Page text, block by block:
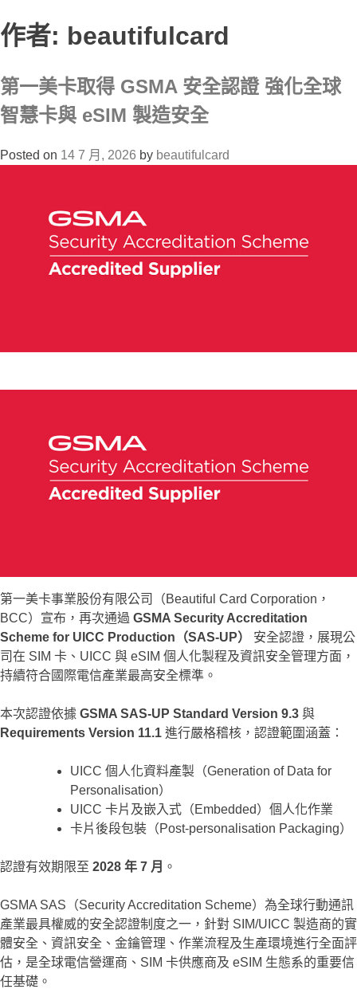
作者: beautifulcard
第一美卡取得 GSMA 安全認證 強化全球
智慧卡與 eSIM 製造安全
Posted on 14 7 月, 2026 by beautifulcard
第一美卡事業股份有限公司（Beautiful Card Corporation，
BCC）宣布，再次通過 GSMA Security Accreditation
Scheme for UICC Production（SAS-UP）
安全認證，展現公
司在 SIM 卡、UICC 與 eSIM 個人化製程及資訊安全管理方面，
持續符合國際電信產業最高安全標準。
本次認證依據 GSMA SAS-UP Standard Version 9.3 與
Requirements Version 11.1 進行嚴格稽核，認證範圍涵蓋：
UICC 個人化資料產製（Generation of Data for
Personalisation）
UICC 卡片及嵌入式（Embedded）個人化作業
卡片後段包裝（Post-personalisation Packaging）
認證有效期限至 2028 年 7 月 。
GSMA SAS（Security Accreditation Scheme）為全球行動通訊
產業最具權威的安全認證制度之一，針對 SIM/UICC 製造商的實
體安全、資訊安全、金鑰管理、作業流程及生產環境進行全面評
估，是全球電信營運商、SIM 卡供應商及 eSIM 生態系的重要信
任基礎。